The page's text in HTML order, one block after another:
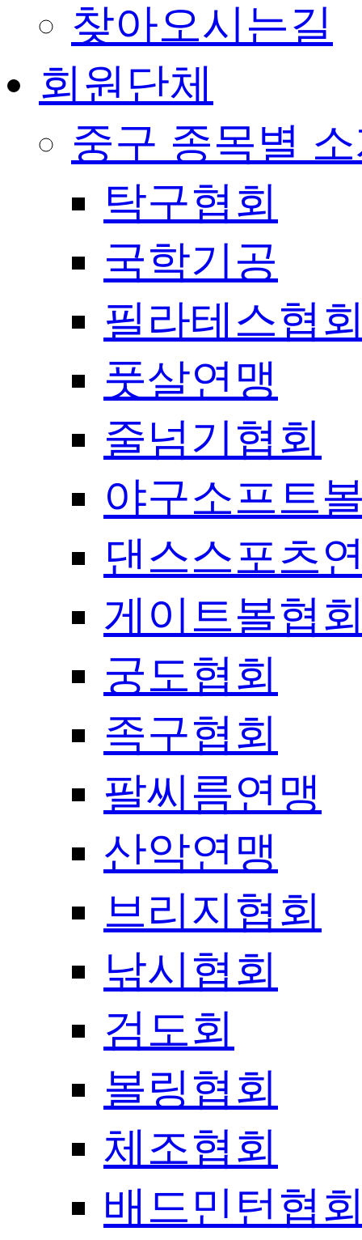
찾아오시는길
회원단체
중구 종목별
탁구협회
국학기공
필라테스협
풋살연맹
줄넘기협회
야구소프트
댄스스포츠
게이트볼협
궁도협회
족구협회
팔씨름연맹
산악연맹
브리지협회
낚시협회
검도회
볼링협회
체조협회
배드민턴협